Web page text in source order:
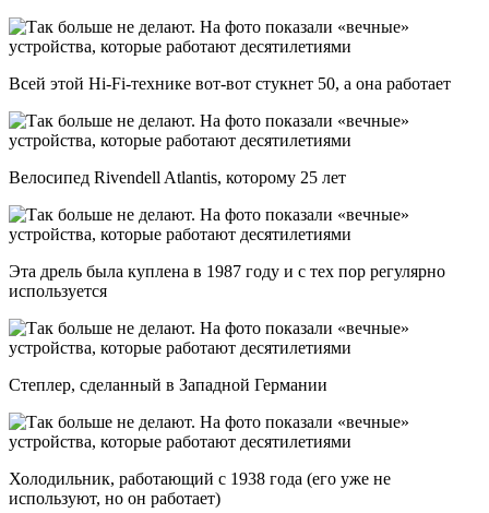
Всей этой Hi-Fi-технике вот-вот стукнет 50, а она работает
Велосипед Rivendell Atlantis, которому 25 лет
Эта дрель была куплена в 1987 году и с тех пор регулярно
используется
Степлер, сделанный в Западной Германии
Холодильник, работающий с 1938 года (его уже не
используют, но он работает)